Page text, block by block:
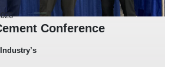
Conference